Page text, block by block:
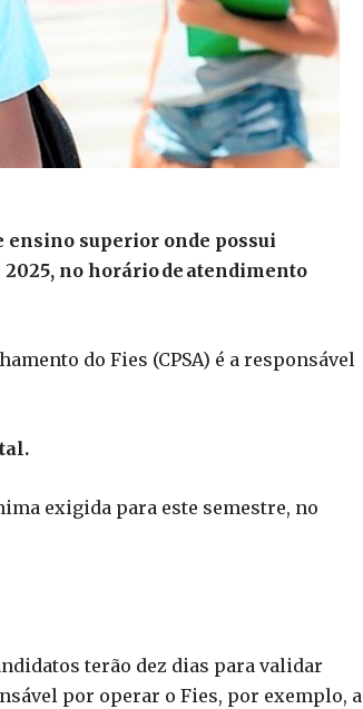
ensino superior onde possui
no horário de atendimento
do Fies (CPSA) é a responsável
exigida para este semestre, no
terão dez dias para validar
por operar o Fies, por exemplo, a